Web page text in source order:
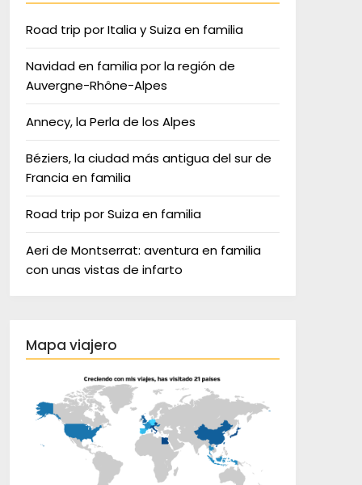
Road trip por Italia y Suiza en familia
Navidad en familia por la región de
Auvergne-Rhône-Alpes
Annecy, la Perla de los Alpes
Béziers, la ciudad más antigua del sur de
Francia en familia
Road trip por Suiza en familia
Aeri de Montserrat: aventura en familia
con unas vistas de infarto
Mapa viajero